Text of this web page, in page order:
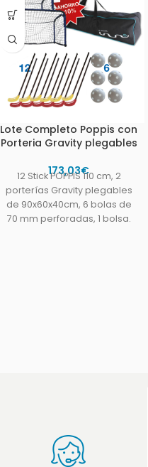
Lote Completo Poppis con
Porteria Gravity plegables
173,03€
12 Stick POPPIS 110 cm, 2
porterías Gravity plegables
de 90x60x40cm, 6 bolas de
70 mm perforadas, 1 bolsa.